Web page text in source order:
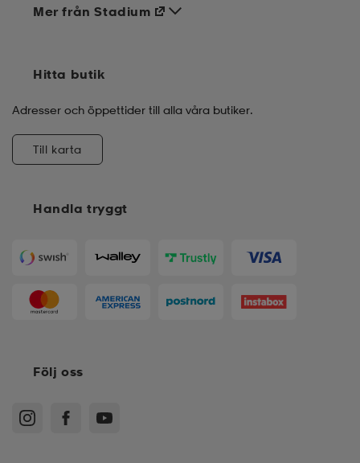
Handla tryggt
Mer från Stadium
Hitta butik
Adresser och öppettider till alla våra butiker.
Till karta
Följ oss